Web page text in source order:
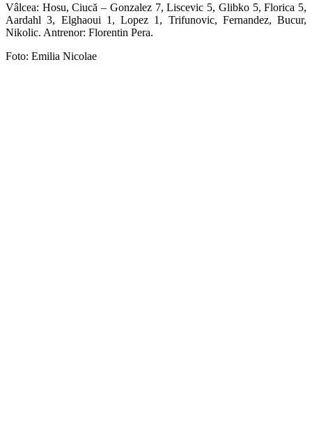
Vâlcea: Hosu, Ciucă – Gonzalez 7, Liscevic 5, Glibko 5, Florica 5,
Aardahl 3, Elghaoui 1, Lopez 1, Trifunovic, Fernandez, Bucur,
Nikolic. Antrenor: Florentin Pera.
Foto: Emilia Nicolae